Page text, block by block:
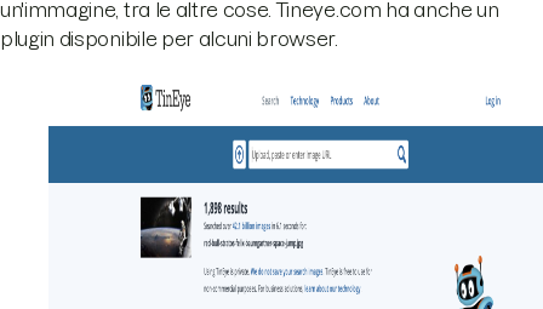
un'immagine, tra le altre cose. Tineye.com ha anche un
plugin disponibile per alcuni browser.